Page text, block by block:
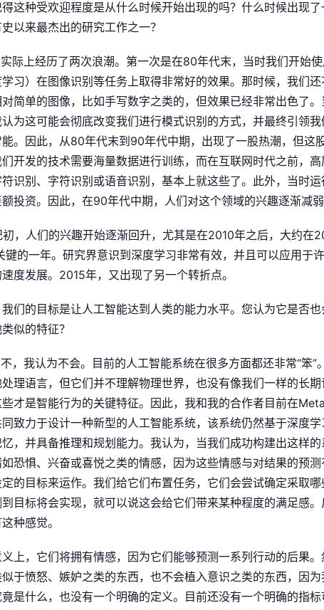
这种受欢迎程度是从什么时候开始出现的吗？什么时候出现
以来最杰出的研究工作之一？
实际上经历了两次浪潮。第一次是在80年代末，当时我们开始
习）在图像识别等任务上取得非常好的效果。那时候，我们
简单的图像，比如手写数字之类的，但效果已经非常出色了
为这可能会彻底改变我们进行模式识别的方式，并最终引领
。因此，从80年代末到90年代中期，出现了一股热潮，但这
开发的技术需要海量数据进行训练，而在互联网时代之前，
识别、字符识别或语音识别，基本上就这些了。此外，当时
投资。因此，在90年代中期，人们对这个领域的兴趣逐渐减弱
初，人们的兴趣开始逐渐回升，尤其是在2010年之后，大约在
键的一年。研究界意识到深度学习非常有效，并且可以应用于
度发展。2015年，又出现了另一个转折点。
们的目标是让人工智能达到人类的能力水平。您认为它是否
似的特征？
不，我认为不会。目前的人工智能系统在很多方面都还非常“笨”
理语言，但它们并不理解物理世界，也没有像我们一样的长
才是智能行为的关键特征。因此，我和我的合作者目前在
致力于设计一种新型的人工智能系统，该系统仍然基于深度
，并具备推理和规划能力。我认为，当我们成功构建出这样的
恐惧、兴奋或喜悦之类的情感，因为这些情感与对结果的预
的目标来运作。我们给它们布置任务，它们会尝试确定采取
目标将会实现，就可以说这会给它们带来某种程度的满足感
种感觉。
上，它们将拥有情感，因为它们能够预测一系列行动的后果
于愤怒、嫉妒之类的东西，也不会植入意识之类的东西，因
是什么，也没有一个明确的定义。目前还没有一个明确的指